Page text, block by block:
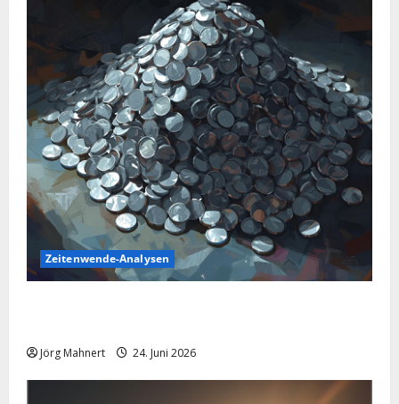
Zeitenwende-Analysen
Jörg Mahnert 24. Juni 2026